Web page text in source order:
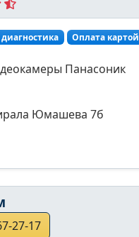
Оплата картой
Панасоник
Юмашева 7б
27-17